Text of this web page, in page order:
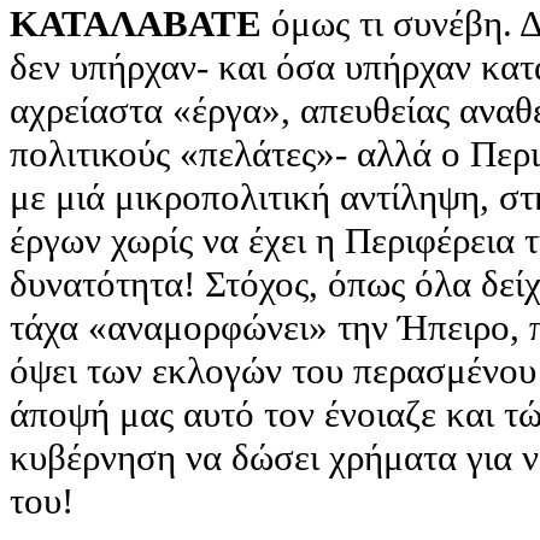
ΚΑΤΑΛΑΒΑΤΕ όμως τι συνέβη.
δεν υπήρχαν- και όσα υπήρχαν
αχρείαστα «έργα», απευθείας
πολιτικούς «πελάτες»- αλλά ο
με μιά μικροπολιτική αντίληψη,
έργων χωρίς να έχει η Περιφέρεια
δυνατότητα! Στόχος, όπως όλα
τάχα «αναμορφώνει» την Ήπειρο,
όψει των εκλογών του
άποψή μας αυτό τον ένοιαζε και
κυβέρνηση να δώσει χρήματα για
του!